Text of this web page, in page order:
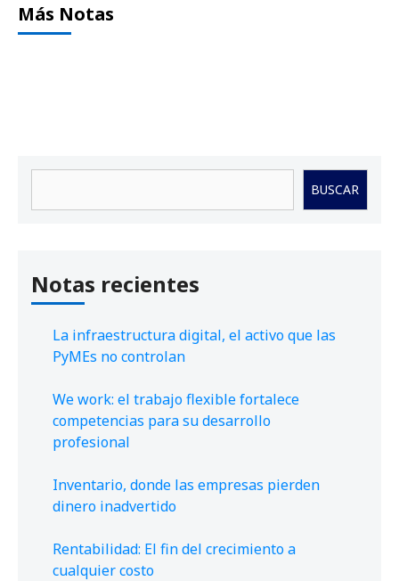
Más Notas
BUSCAR
Notas recientes
La infraestructura digital, el activo que las
PyMEs no controlan
We work: el trabajo flexible fortalece
competencias para su desarrollo
profesional
Inventario, donde las empresas pierden
dinero inadvertido
Rentabilidad: El fin del crecimiento a
cualquier costo